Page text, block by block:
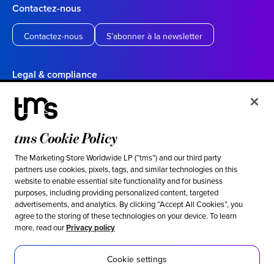
Contactez-nous
Contactez-nous S’abonner à la newsletter
Legal & compliance
Politique de confidentialité
Conditions d’utilisation
Vos choix en matière de confidentialité en Californie
Cookie settings
Ethical & social responsibility
Notre position contre l’esclavage moderne
Politique d’inclusion
Développement durable
tms Cookie Policy
The Marketing Store Worldwide LP (“tms”) and our third party
partners use cookies, pixels, tags, and similar technologies on this
website to enable essential site functionality and for business
purposes, including providing personalized content, targeted
advertisements, and analytics. By clicking “Accept All Cookies”, you
agree to the storing of these technologies on your device. To learn
more, read ourPrivacy policy
Cookie settings